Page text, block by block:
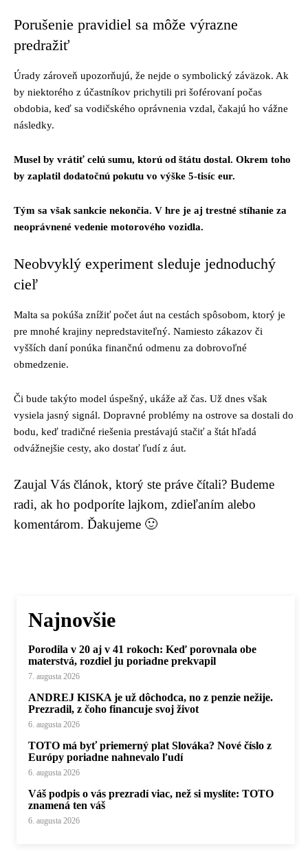
Porušenie pravidiel sa môže výrazne
predražiť
Úrady zároveň upozorňujú, že nejde o symbolický záväzok. Ak
by niektorého z účastníkov prichytili pri šoférovaní počas
obdobia, keď sa vodičského oprávnenia vzdal, čakajú ho vážne
následky.
Musel by vrátiť celú sumu, ktorú od štátu dostal. Okrem toho
by zaplatil dodatočnú pokutu vo výške 5-tisíc eur.
Tým sa však sankcie nekončia. V hre je aj trestné stíhanie za
neoprávnené vedenie motorového vozidla.
Neobvyklý experiment sleduje jednoduchý
cieľ
Malta sa pokúša znížiť počet áut na cestách spôsobom, ktorý je
pre mnohé krajiny nepredstaviteľný. Namiesto zákazov či
vyšších daní ponúka finančnú odmenu za dobrovoľné
obmedzenie.
Či bude takýto model úspešný, ukáže až čas. Už dnes však
vysiela jasný signál. Dopravné problémy na ostrove sa dostali do
bodu, keď tradičné riešenia prestávajú stačiť a štát hľadá
odvážnejšie cesty, ako dostať ľudí z áut.
Zaujal Vás článok, ktorý ste práve čítali? Budeme
radi, ak ho podporíte lajkom, zdieľaním alebo
komentárom. Ďakujeme 🙂
Najnovšie
Porodila v 20 aj v 41 rokoch: Keď porovnala obe
materstvá, rozdiel ju poriadne prekvapil
7. augusta 2026
ANDREJ KISKA je už dôchodca, no z penzie nežije.
Prezradil, z čoho financuje svoj život
6. augusta 2026
TOTO má byť priemerný plat Slováka? Nové číslo z
Európy poriadne nahnevalo ľudí
6. augusta 2026
Váš podpis o vás prezradí viac, než si myslíte: TOTO
znamená ten váš
6. augusta 2026